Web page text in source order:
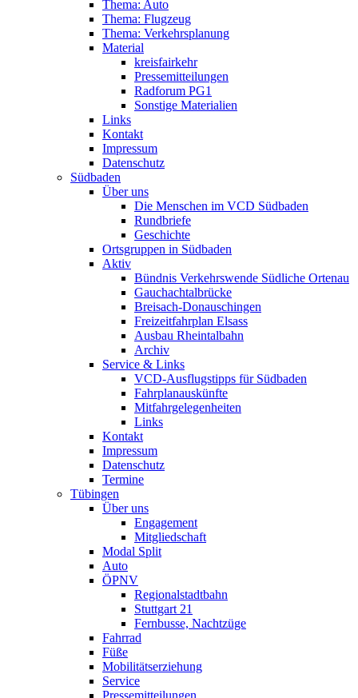
Thema: Auto
Thema: Flugzeug
Thema: Verkehrsplanung
Material
kreisfairkehr
Pressemitteilungen
Radforum PG1
Sonstige Materialien
Links
Kontakt
Impressum
Datenschutz
Südbaden
Über uns
Die Menschen im VCD Südbaden
Rundbriefe
Geschichte
Ortsgruppen in Südbaden
Aktiv
Bündnis Verkehrswende Südliche Ortenau
Gauchachtalbrücke
Breisach-Donauschingen
Freizeitfahrplan Elsass
Ausbau Rheintalbahn
Archiv
Service & Links
VCD-Ausflugstipps für Südbaden
Fahrplanauskünfte
Mitfahrgelegenheiten
Links
Kontakt
Impressum
Datenschutz
Termine
Tübingen
Über uns
Engagement
Mitgliedschaft
Modal Split
Auto
ÖPNV
Regionalstadtbahn
Stuttgart 21
Fernbusse, Nachtzüge
Fahrrad
Füße
Mobilitätserziehung
Service
Pressemitteilungen